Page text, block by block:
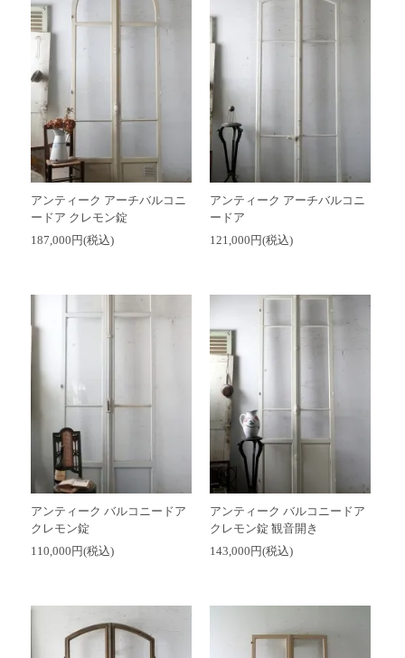
アンティーク アーチバルコニ
ードア クレモン錠
187,000円(税込)
アンティーク アーチバルコニ
ードア
121,000円(税込)
アンティーク バルコニードア
クレモン錠
110,000円(税込)
アンティーク バルコニードア
クレモン錠 観音開き
143,000円(税込)